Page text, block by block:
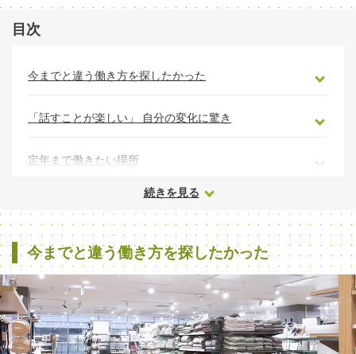
目次
今までと違う働き方を探したかった
「話すことが楽しい」 自分の変化に驚き
定年まで働きたい場所
続きを見る
今までと違う働き方を探したかった